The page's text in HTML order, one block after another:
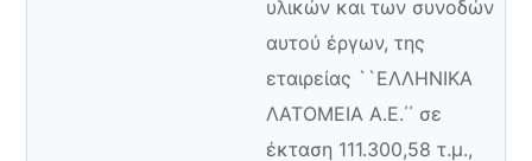
υλικών και των συνοδών
αυτού έργων, της
εταιρείας ``ΕΛΛΗΝΙΚΑ
ΛΑΤΟΜΕΙΑ Α.Ε.΄΄ σε
έκταση 111.300,58 τ.μ.,